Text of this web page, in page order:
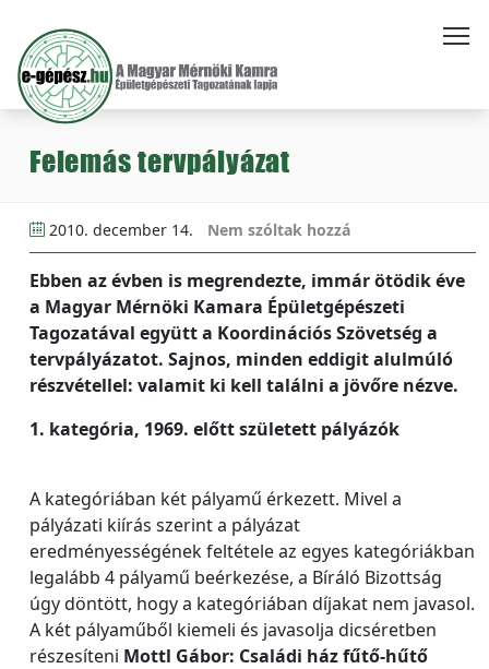
Felemás tervpályázat
2010. december 14. Nem szóltak hozzá
Ebben az évben is megrendezte, immár ötödik éve
a Magyar Mérnöki Kamara Épületgépészeti
Tagozatával együtt a Koordinációs Szövetség a
tervpályázatot. Sajnos, minden eddigit alulmúló
részvétellel: valamit ki kell találni a jövőre nézve.
1. kategória, 1969. előtt született pályázók
A kategóriában két pályamű érkezett. Mivel a
pályázati kiírás szerint a pályázat
eredményességének feltétele az egyes kategóriákban
legalább 4 pályamű beérkezése, a Bíráló Bizottság
úgy döntött, hogy a kategóriában díjakat nem javasol.
A két pályaműből kiemeli és javasolja dicséretben
részesíteni Mottl Gábor: Családi ház fűtő-hűtő